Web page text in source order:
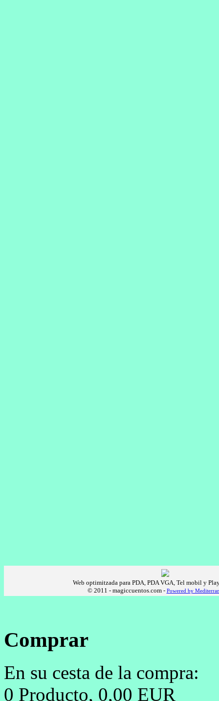
Web optimitzada para PDA, PDA VGA, Tel mobil y
© 2011 - magiccuentos.com - Powered by
Comprar
En su cesta de la compra:
0 Producto, 0,00 EUR